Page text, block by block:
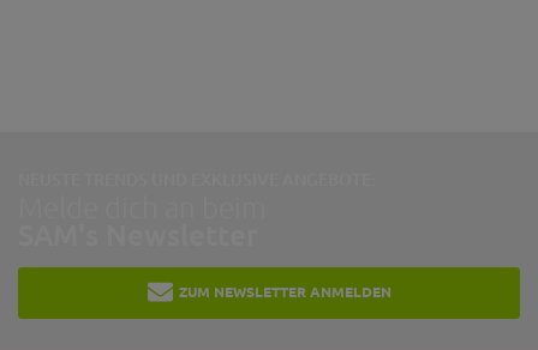
ZUM NEWSLETTER ANMELDEN